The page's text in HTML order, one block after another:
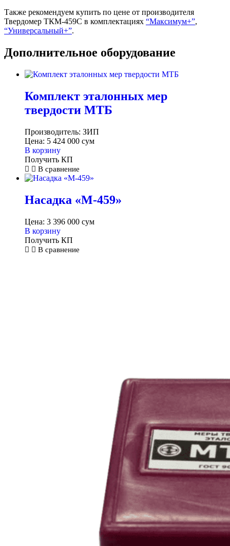
Также рекомендуем купить по цене от производителя
Твердомер ТКМ-459С в комплектациях “Максимум+”,
“Универсальный+”.
Дополнительное оборудование
Комплект эталонных мер
твердости МТБ
Производитель: ЗИП
Цена: 5 424 000 сум
В корзину
Получить КП
В сравнение
Насадка «M-459»
Цена: 3 396 000 сум
В корзину
Получить КП
В сравнение